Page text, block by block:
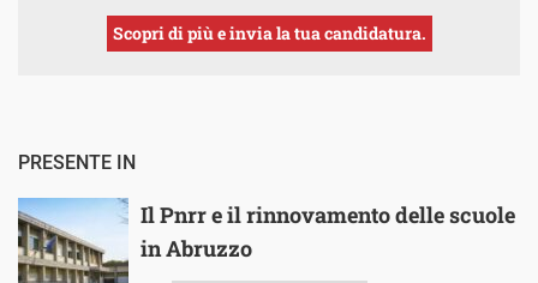
Scopri di più e invia la tua candidatura.
PRESENTE IN
Il Pnrr e il rinnovamento delle scuole
in Abruzzo